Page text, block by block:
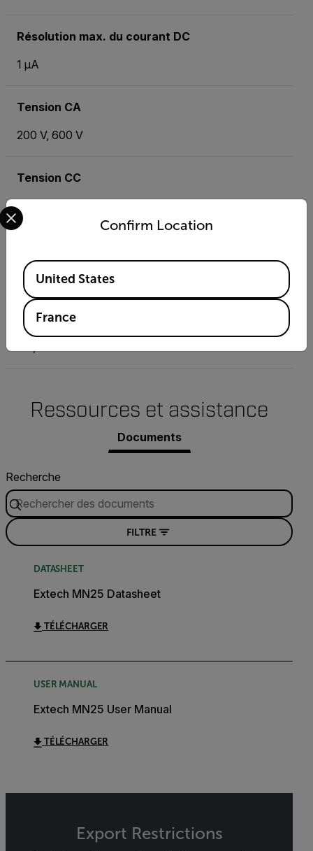
Résolution max. du courant DC
1 µA
Tension CA
200 V, 600 V
Tension CC
200 mV, 2000 mV, 20 V, 200 V, 600 V
Yes
Test de la batterie
Ressources et assistance
Documents
Recherche
FILTRE
DATASHEET
Extech MN25 Datasheet
TÉLÉCHARGER
USER MANUAL
Extech MN25 User Manual
TÉLÉCHARGER
Export Restrictions
Confirm Location
Select your preferred country and language from the
Available Locations
United States
France